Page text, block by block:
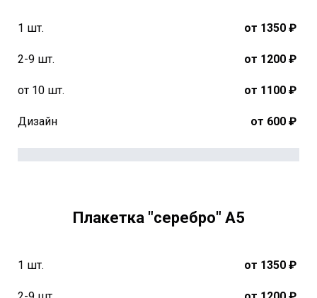
1 шт. от 1350 ₽
2-9 шт. от 1200 ₽
от 10 шт. от 1100 ₽
Дизайн от 600 ₽
Плакетка "серебро" А5
1 шт. от 1350 ₽